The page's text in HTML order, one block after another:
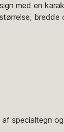
med en
specialtegn